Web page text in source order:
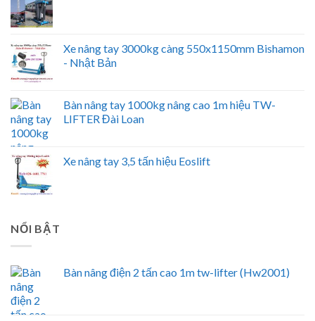
Xe nâng tay 3000kg càng 550x1150mm Bishamon
- Nhật Bản
Bàn nâng tay 1000kg nâng cao 1m hiệu TW-
LIFTER Đài Loan
Xe nâng tay 3,5 tấn hiệu Eoslift
NỔI BẬT
Bàn nâng điện 2 tấn cao 1m tw-lifter (Hw2001)